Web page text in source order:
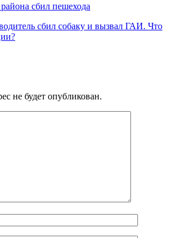
сбил пешехода
сбил собаку и вызвал ГАИ. Что
не будет опубликован.